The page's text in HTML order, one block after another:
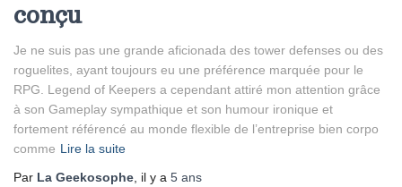
conçu
Je ne suis pas une grande aficionada des tower defenses ou des
roguelites, ayant toujours eu une préférence marquée pour le
RPG. Legend of Keepers a cependant attiré mon attention grâce
à son Gameplay sympathique et son humour ironique et
fortement référencé au monde flexible de l’entreprise bien corpo
comme Lire la suite
Par La Geekosophe , il y a 5 ans